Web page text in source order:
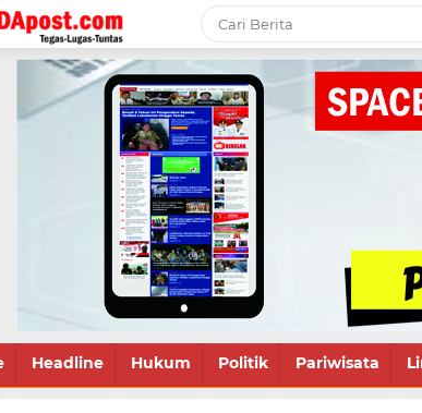
Headline Hukum Politik Pariwisata